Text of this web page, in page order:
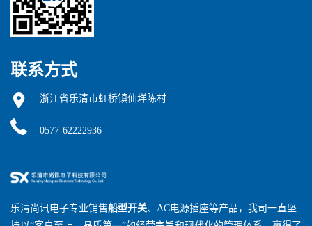
联系方式
浙江省乐清市虹桥镇仙垟陈村
0577-62222936
乐清尚讯电子专业销售船型开关、AC电源插座等产品，我司一直坚